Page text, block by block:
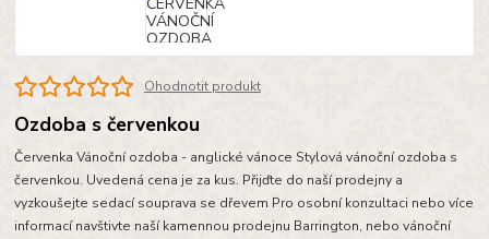
Ohodnotit produkt
Ozdoba s červenkou
Červenka Vánoční ozdoba - anglické vánoce Stylová vánoční ozdoba s
červenkou. Uvedená cena je za kus. Přijďte do naší prodejny a
vyzkoušejte sedací souprava se dřevem Pro osobní konzultaci nebo více
informací navštivte naší kamennou prodejnu Barrington, nebo vánoční